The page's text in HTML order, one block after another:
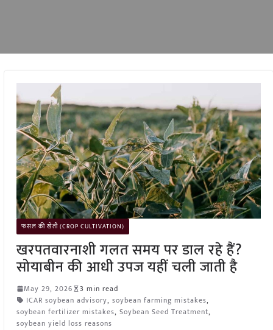
फसल की खेती (CROP CULTIVATION)
खरपतवारनाशी गलत समय पर डाल रहे हैं?
सोयाबीन की आधी उपज यहीं चली जाती है
May 29, 2026
3 min read
ICAR soybean advisory, soybean farming mistakes,
soybean fertilizer mistakes, Soybean Seed Treatment,
soybean yield loss reasons